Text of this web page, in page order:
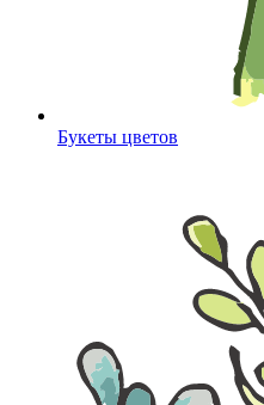
Букеты цветов